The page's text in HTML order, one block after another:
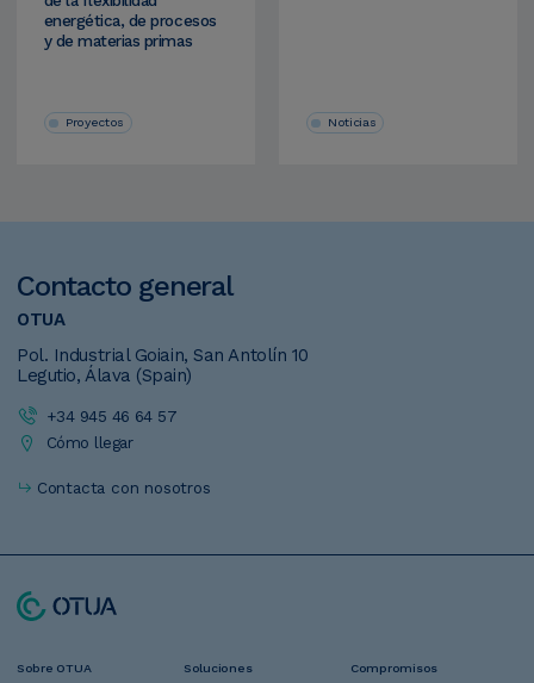
energética, de procesos
y de materias primas
Proyectos Noticias
Contacto general
OTUA
Pol. Industrial Goiain, San Antolín 10
Legutio, Álava (Spain)
+34 945 46 64 57
Cómo llegar
Contacta con nosotros
Navegación
Sobre OTUA Soluciones Compromisos